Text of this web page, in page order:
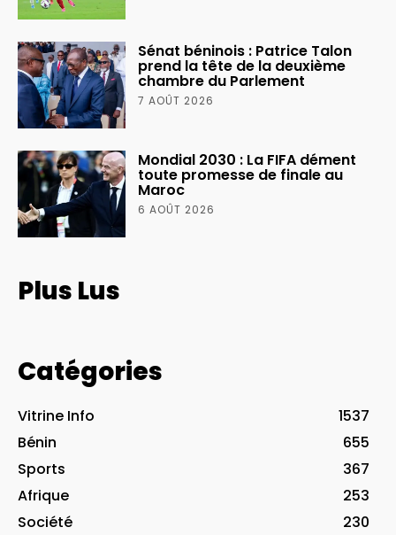
Sénat béninois : Patrice Talon
prend la tête de la deuxième
chambre du Parlement
7 AOÛT 2026
Mondial 2030 : La FIFA dément
toute promesse de finale au
Maroc
6 AOÛT 2026
Plus Lus
Catégories
Vitrine Info
1537
Bénin
655
Sports
367
Afrique
253
Société
230